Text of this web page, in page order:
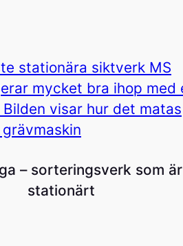
– sorteringsverk som är
stationärt